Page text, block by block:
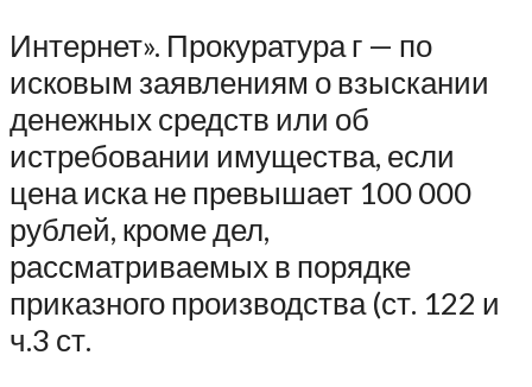
Интернет». Прокуратура г — по
исковым заявлениям о взыскании
денежных средств или об
истребовании имущества, если
цена иска не превышает 100 000
рублей, кроме дел,
рассматриваемых в порядке
приказного производства (ст. 122 и
ч.3 ст.